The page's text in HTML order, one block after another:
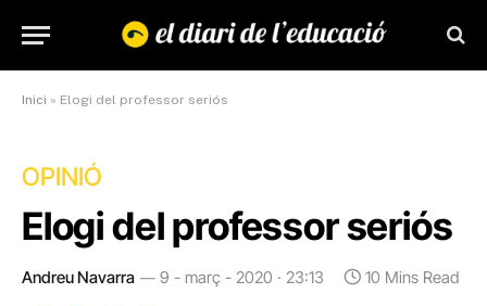
Inici » Elogi del professor seriós
OPINIÓ
Elogi del professor seriós
Andreu Navarra 9 - març - 2020 · 23:13 10 Mins Read